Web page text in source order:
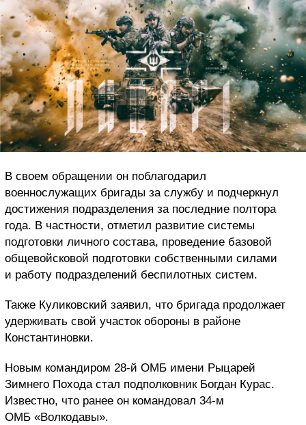
В своем обращении он поблагодарил
военнослужащих бригады за службу и подчеркнул
достижения подразделения за последние полтора
года. В частности, отметил развитие системы
подготовки личного состава, проведение базовой
общевойсковой подготовки собственными силами
и работу подразделений беспилотных систем.
Также Куликовский заявил, что бригада продолжает
удерживать свой участок обороны в районе
Константиновки.
Новым командиром 28-й ОМБ имени Рыцарей
Зимнего Похода стал подполковник Богдан Курас.
Известно, что ранее он командовал 34-м
ОМБ «Волкодавы».